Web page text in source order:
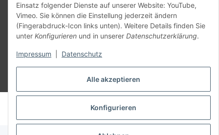
Alle akzeptieren
Konfigurieren
Einsatz folgender Dienste auf unserer Website: YouTube,
Vimeo. Sie können die Einstellung jederzeit ändern
(Fingerabdruck-Icon links unten). Weitere Details finden Sie
unter Konfigurieren und in unserer Datenschutzerklärung.
Impressum Datenschutz
Vertrag widerrufen
* Alle Preise inkl. gesetzlicher USt., zzgl.Versand
© voltmaster.de
Powered byJTL-Shop